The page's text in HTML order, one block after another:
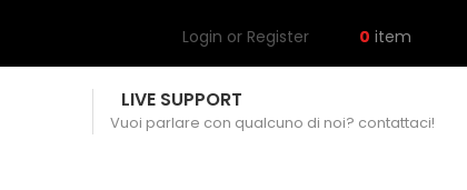
Login or Register 0 item
LIVE SUPPORT
Vuoi parlare con qualcuno di noi? contattaci!